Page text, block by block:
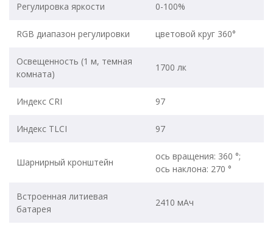
Регулировка яркости 0-100%
RGB диапазон регулировки цветовой круг 360°
Освещенность (1 м, темная
комната)
1700 лк
Индекс CRI 97
Индекс TLCI 97
Шарнирный кронштейн
ось вращения: 360 °;
ось наклона: 270 °
Встроенная литиевая
батарея
2410 мАч